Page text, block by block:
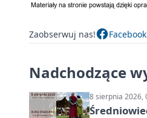
Zaobserwuj nas! Facebook
Nadchodzące
8 sierpnia 2026,